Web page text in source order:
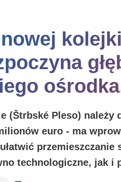
(Štrbské Pleso) należy
euro - ma
technologiczne, jak i